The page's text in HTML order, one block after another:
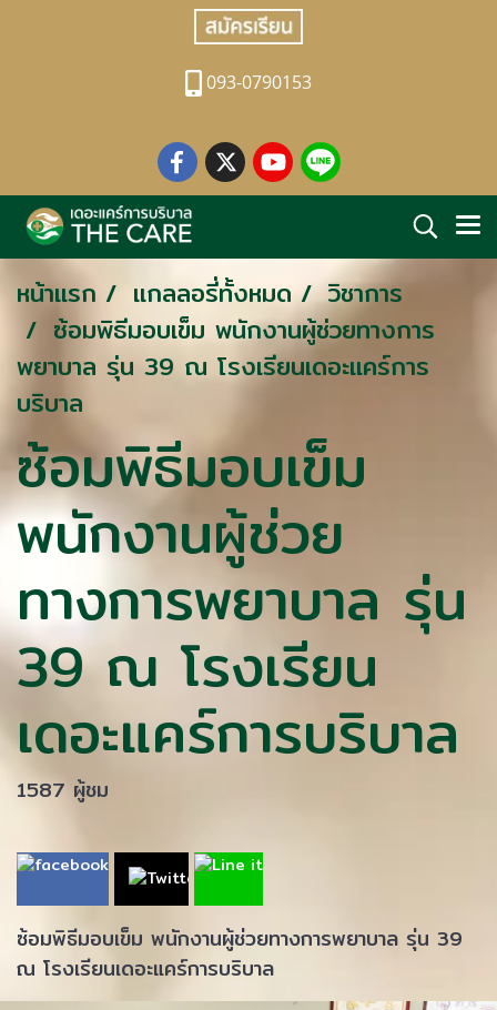
093-0790153
หน้าแรก แกลลอรี่ทั้งหมด
วิชาการ
ซ้อมพิธีมอบเข็ม พนักงานผู้ช่วยทางการ
พยาบาล รุ่น 39 ณ โรงเรียนเดอะแคร์การ
บริบาล
ซ้อมพิธีมอบเข็ม
พนักงานผู้ช่วย
ทางการพยาบาล รุ่น
39 ณ โรงเรียน
เดอะแคร์การบริบาล
1587 ผู้ชม
ซ้อมพิธีมอบเข็ม พนักงานผู้ช่วยทางการพยาบาล รุ่น 39
ณ โรงเรียนเดอะแคร์การบริบาล